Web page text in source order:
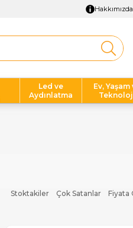
Hakkımızda
Led ve
Aydınlatma
Ev, Yaşam
Fiyata
Çok Satanlar
Stoktakiler